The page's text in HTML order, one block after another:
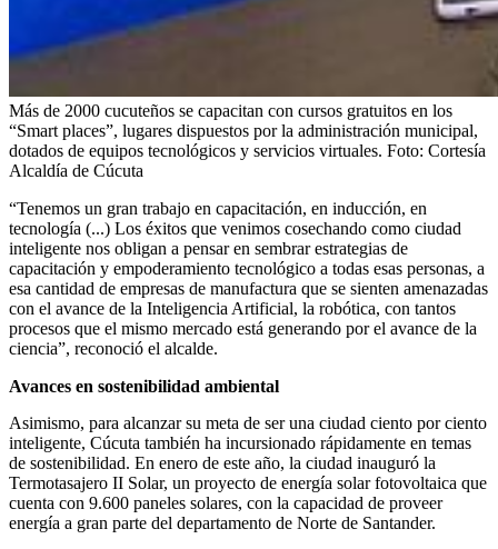
Más de 2000 cucuteños se capacitan con cursos gratuitos en los
“Smart places”, lugares dispuestos por la administración municipal,
dotados de equipos tecnológicos y servicios virtuales. Foto: Cortesía
Alcaldía de Cúcuta
“Tenemos un gran trabajo en capacitación, en inducción, en
tecnología (...) Los éxitos que venimos cosechando como ciudad
inteligente nos obligan a pensar en sembrar estrategias de
capacitación y empoderamiento tecnológico a todas esas personas, a
esa cantidad de empresas de manufactura que se sienten amenazadas
con el avance de la Inteligencia Artificial, la robótica, con tantos
procesos que el mismo mercado está generando por el avance de la
ciencia”, reconoció el alcalde.
Avances en sostenibilidad ambiental
Asimismo, para alcanzar su meta de ser una ciudad ciento por ciento
inteligente, Cúcuta también ha incursionado rápidamente en temas
de sostenibilidad. En enero de este año, la ciudad inauguró la
Termotasajero II Solar, un proyecto de energía solar fotovoltaica que
cuenta con 9.600 paneles solares, con la capacidad de proveer
energía a gran parte del departamento de Norte de Santander.